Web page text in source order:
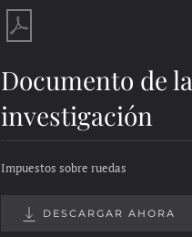
Documento de la
investigación
Impuestos sobre ruedas
DESCARGAR AHORA